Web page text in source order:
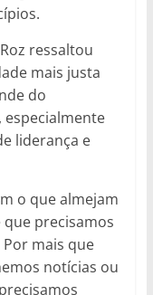
ressaltou
mais justa
do
liderança e
o que almejam
que precisamos
mais que
notícias ou